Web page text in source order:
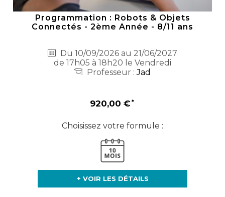
Programmation : Robots & Objets
Connectés - 2ème Année - 8/11 ans
Du 10/09/2026 au 21/06/2027
de 17h05 à 18h20 le Vendredi
Professeur :Jad
920,00 €
Choisissez votre formule :
+ VOIR LES DÉTAILS